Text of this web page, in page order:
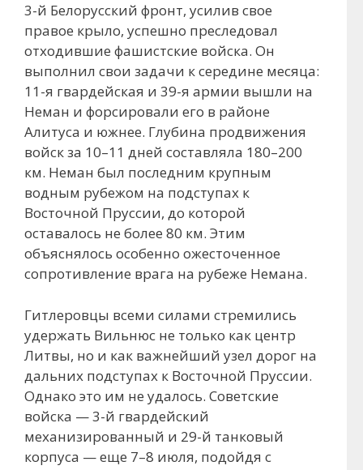
3-й Белорусский фронт, усилив свое
правое крыло, успешно преследовал
отходившие фашистские войска. Он
выполнил свои задачи к середине месяца:
11-я гвардейская и 39-я армии вышли на
Неман и форсировали его в районе
Алитуса и южнее. Глубина продвижения
войск за 10–11 дней составляла 180–200
км. Неман был последним крупным
водным рубежом на подступах к
Восточной Пруссии, до которой
оставалось не более 80 км. Этим
объяснялось особенно ожесточенное
сопротивление врага на рубеже Немана.
Гитлеровцы всеми силами стремились
удержать Вильнюс не только как центр
Литвы, но и как важнейший узел дорог на
дальних подступах к Восточной Пруссии.
Однако это им не удалось. Советские
войска — 3-й гвардейский
механизированный и 29-й танковый
корпуса — еще 7–8 июля, подойдя с